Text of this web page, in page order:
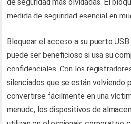
de seguridad más olvidadas. El
medida de seguridad esencial en
Bloquear el acceso a su puerto
puede ser beneficioso si usa su
confidenciales. Con los
silenciados que se están volviendo
convertirse fácilmente en una
menudo, los dispositivos de